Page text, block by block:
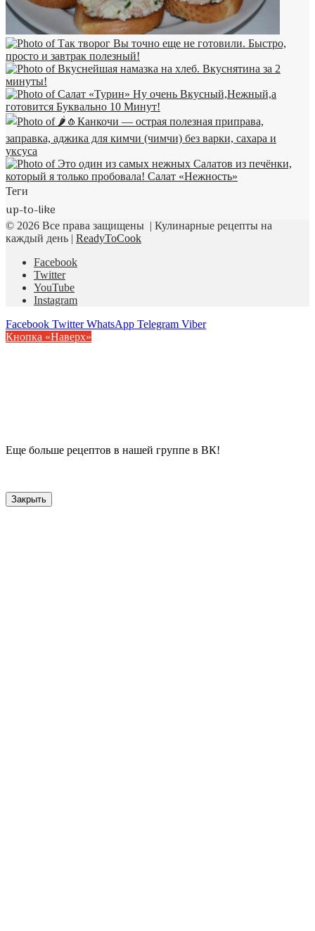
Теги
up-to-like
© 2026 Все права защищены | Кулинарные рецепты на
каждый день | ReadyToCook
Facebook
Twitter
YouTube
Instagram
Facebook Twitter WhatsApp Telegram Viber
Кнопка «Наверх»
Еще больше рецептов в нашей группе в ВК!
Закрыть